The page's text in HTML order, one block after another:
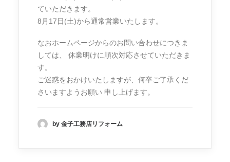
ていただきます。
8月17日(土)から通常営業いたします。
なおホームページからのお問い合わせにつきま
しては、 休業明けに順次対応させていただきま
す。
ご迷惑をおかけいたしますが、何卒ご了承くだ
さいますようお願い 申し上げます。
by 金子工務店リフォーム